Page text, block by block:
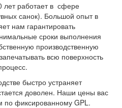
работает в сфере
санок). Большой опыт в
нам гарантировать
сроки выполнения
производственную
всю поверхность
быстро устраняет
доволен. Наши цены вас
по фиксированному GPL.